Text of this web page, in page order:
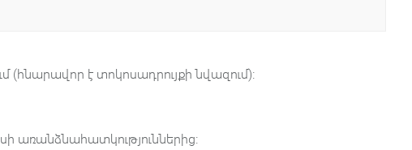
է տոկոսադրույքի նվազում)։
առանձնահատկություններից։